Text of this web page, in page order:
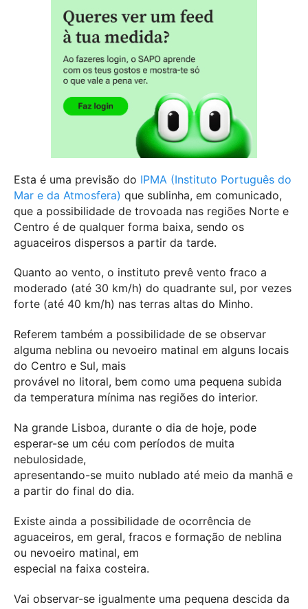
Esta é uma previsão do IPMA (Instituto Português do
Mar e da Atmosfera) que sublinha, em comunicado,
que a possibilidade de trovoada nas regiões Norte e
Centro é de qualquer forma baixa, sendo os
aguaceiros dispersos a partir da tarde.
Quanto ao vento, o instituto prevê vento fraco a
moderado (até 30 km/h) do quadrante sul, por vezes
forte (até 40 km/h) nas terras altas do Minho.
Referem também a possibilidade de se observar
alguma neblina ou nevoeiro matinal em alguns locais
do Centro e Sul, mais
provável no litoral, bem como uma pequena subida
da temperatura mínima nas regiões do interior.
Na grande Lisboa, durante o dia de hoje, pode
esperar-se um céu com períodos de muita
nebulosidade,
apresentando-se muito nublado até meio da manhã e
a partir do final do dia.
Existe ainda a possibilidade de ocorrência de
aguaceiros, em geral, fracos e formação de neblina
ou nevoeiro matinal, em
especial na faixa costeira.
Vai observar-se igualmente uma pequena descida da